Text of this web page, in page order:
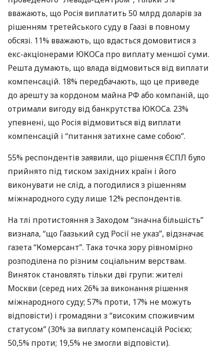
вважають, що Росія виплатить 50 млрд доларів за
рішенням третейського суду в Гаазі в повному
обсязі. 11% вважають, що вдасться домовитися з
екс-акціонерами ЮКОСа про виплату меншої суми.
Решта думають, що влада відмовиться від виплати
компенсацій. 18% передбачають, що це приведе
до арешту за кордоном майна РФ або компаній, що
отримали вигоду від банкрутства ЮКОСа. 23%
упевнені, що Росія відмовиться від виплати
компенсацій і “питання затихне саме собою”.
55% респондентів заявили, що рішенняЄСПЛ було
прийнято під тиском західних країн і його
виконувати не слід, а погодилися з рішенням
міжнародного суду лише 12% респондентів.
На тлі протистояння з Заходом “значна більшість”
визнала, “що Гаазький суд Росії не указ”, відзначає
газета “Комерсант”. Така точка зору рівномірно
розподілена по різним соціальним верствам.
Виняток становлять тільки дві групи: жителі
Москви (серед них 26% за виконання рішення
міжнародного суду; 57% проти, 17% не можуть
відповісти) і громадяни з “високим споживчим
статусом” (30% за виплату компенсацій Росією;
50,5% проти; 19,5% не змогли відповісти).